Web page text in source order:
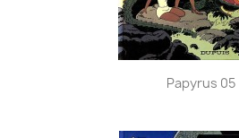
Papyrus 05